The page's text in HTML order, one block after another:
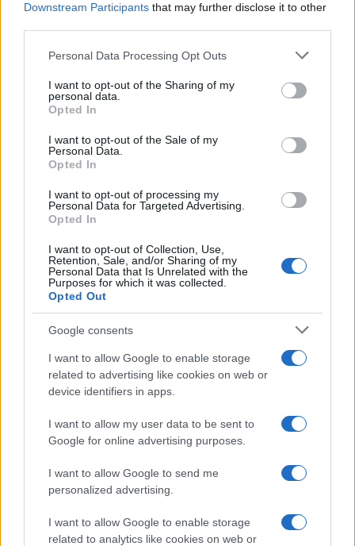
Downstream Participants that may further disclose it to other
Please note that this website/app uses one or more Google
not limited to your visit or usage behaviour. You may click to
grant or deny consent to Google and its third-party tags to
use your data for below specified purposes in below Google
consent section.
Personal Data Processing Opt Outs
I want to opt-out of the Sharing of my
personal data.
Opted In
I want to opt-out of the Sale of my
Personal Data.
Opted In
I want to opt-out of processing my
Personal Data for Targeted Advertising.
Opted In
I want to opt-out of Collection, Use,
Retention, Sale, and/or Sharing of my
Personal Data that Is Unrelated with the
Purposes for which it was collected.
Opted Out
Google consents
I want to allow Google to enable storage
related to advertising like cookies on web or
device identifiers in apps.
I want to allow my user data to be sent to
Google for online advertising purposes.
I want to allow Google to send me
personalized advertising.
I want to allow Google to enable storage
related to analytics like cookies on web or
Continua a leggere
NERD NEWS
Pieve Comics 2026: tutto ciò che devi sapere
sull’evento nerd di Perugia